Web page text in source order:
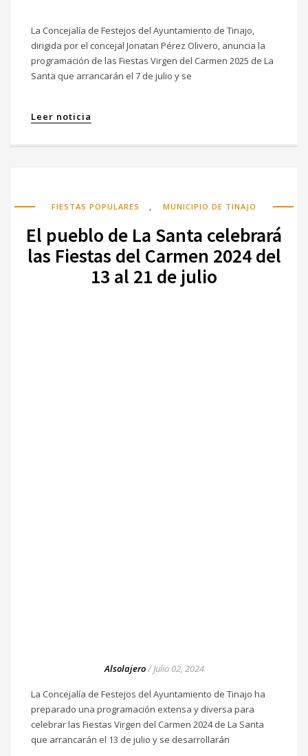
La Concejalía de Festejos del Ayuntamiento de Tinajo,
dirigida por el concejal Jonatan Pérez Olivero, anuncia la
programación de las Fiestas Virgen del Carmen 2025 de La
Santa que arrancarán el 7 de julio y se
Leer noticia
FIESTAS POPULARES , MUNICIPIO DE TINAJO
El pueblo de La Santa celebrará
las Fiestas del Carmen 2024 del
13 al 21 de julio
Alsolajero/Julio 02, 2024
La Concejalía de Festejos del Ayuntamiento de Tinajo ha
preparado una programación extensa y diversa para
celebrar las Fiestas Virgen del Carmen 2024 de La Santa
que arrancarán el 13 de julio y se desarrollarán